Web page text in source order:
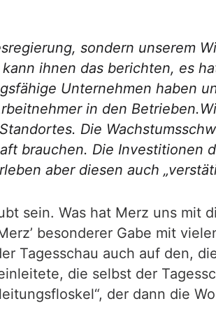
sondern unserem
ihnen das berichten, es
Unternehmen haben
in den
Die
brauchen. Die Investitionen
aber diesen auch
sein. Was hat Merz uns mit
besonderer Gabe mit
Tagesschau auch auf den,
die selbst der
der dann die